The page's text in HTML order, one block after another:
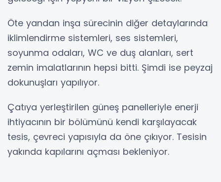
Öte yandan inşa sürecinin diğer detaylarında
iklimlendirme sistemleri, ses sistemleri,
soyunma odaları, WC ve duş alanları, sert
zemin imalatlarının hepsi bitti. Şimdi ise peyzaj
dokunuşları yapılıyor.
Çatıya yerleştirilen güneş panelleriyle enerji
ihtiyacının bir bölümünü kendi karşılayacak
tesis, çevreci yapısıyla da öne çıkıyor. Tesisin
yakında kapılarını açması bekleniyor.